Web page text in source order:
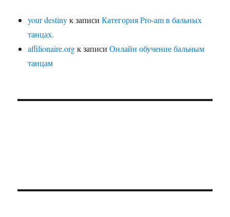
your destinyк записиКатегория Pro-am в бальных
танцах.
affilionaire.orgк записиОнлайн обучение бальным
танцам